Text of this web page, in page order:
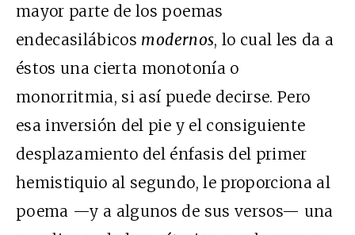
mayor parte de los poemas
endecasilábicos modernos, lo cual les da a
éstos una cierta monotonía o
monorritmia, si así puede decirse. Pero
esa inversión del pie y el consiguiente
desplazamiento del énfasis del primer
hemistiquio al segundo, le proporciona al
poema —y a algunos de sus versos— una